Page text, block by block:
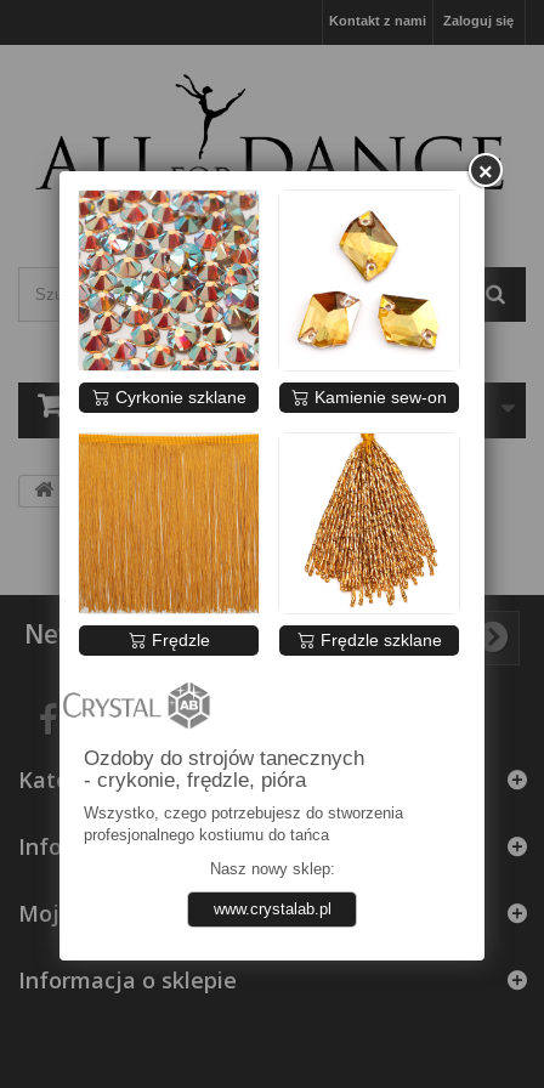
Zaloguj się
Kontakt z nami
Koszyk (pusty)
Newsletter
Kategorie
Informacja
Moje konto
Informacja o sklepie
×
Cyrkonie szklane Kamienie sew-on
Frędzle Frędzle szklane
Ozdoby do strojów tanecznych
- crykonie, frędzle, pióra
Wszystko, czego potrzebujesz do stworzenia
profesjonalnego kostiumu do tańca
Nasz nowy sklep:
www.crystalab.pl